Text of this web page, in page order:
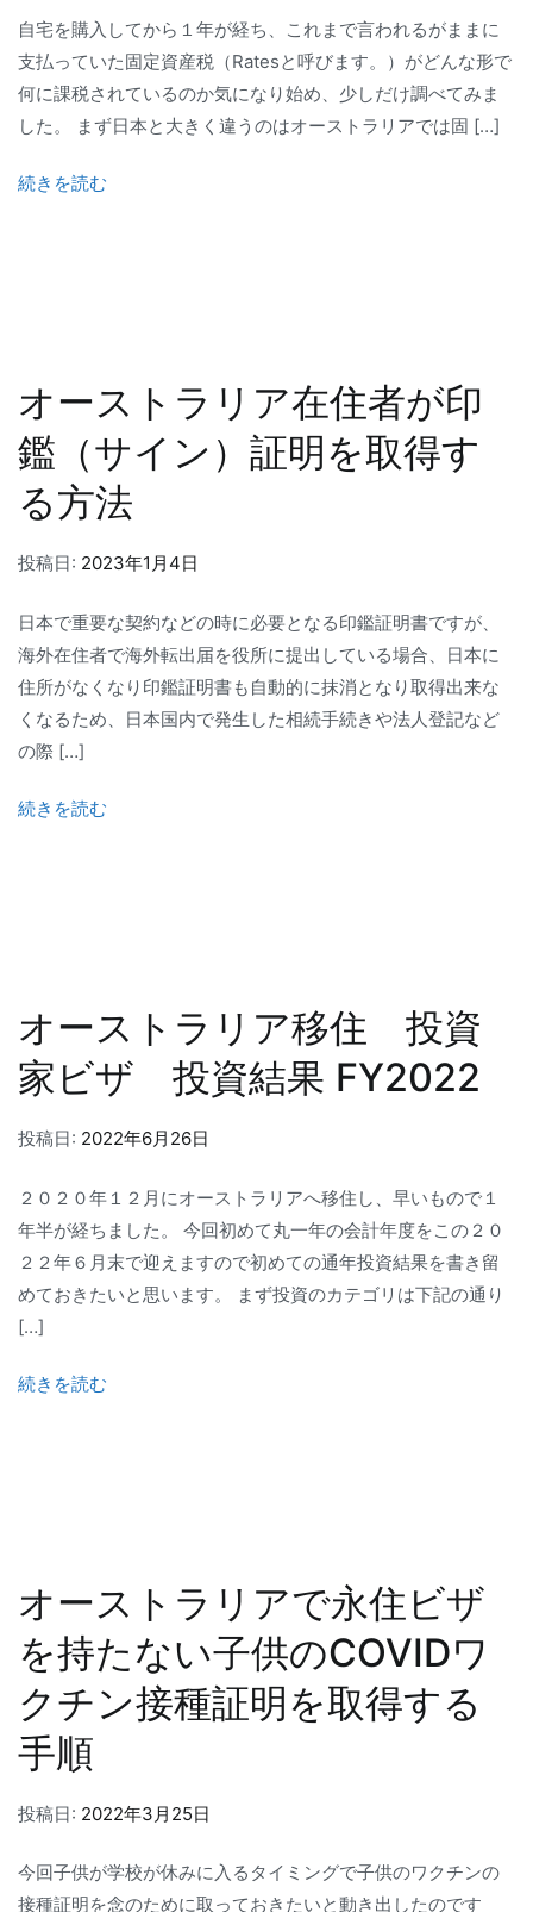
自宅を購入してから１年が経ち、これまで言われるがままに
支払っていた固定資産税（Ratesと呼びます。）がどんな形で
何に課税されているのか気になり始め、少しだけ調べてみま
した。 まず日本と大きく違うのはオーストラリアでは固 […]
続きを読む
オーストラリア在住者が印
鑑（サイン）証明を取得す
る方法
投稿日: 2023年1月4日
日本で重要な契約などの時に必要となる印鑑証明書ですが、
海外在住者で海外転出届を役所に提出している場合、日本に
住所がなくなり印鑑証明書も自動的に抹消となり取得出来な
くなるため、日本国内で発生した相続手続きや法人登記など
の際 […]
続きを読む
オーストラリア移住 投資
家ビザ 投資結果 FY2022
投稿日: 2022年6月26日
２０２０年１２月にオーストラリアへ移住し、早いもので１
年半が経ちました。 今回初めて丸一年の会計年度をこの２０
２２年６月末で迎えますので初めての通年投資結果を書き留
めておきたいと思います。 まず投資のカテゴリは下記の通り
[…]
続きを読む
オーストラリアで永住ビザ
を持たない子供のCOVIDワ
クチン接種証明を取得する
手順
投稿日: 2022年3月25日
今回子供が学校が休みに入るタイミングで子供のワクチンの
接種証明を念のために取っておきたいと動き出したのです